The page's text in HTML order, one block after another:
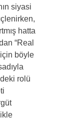
siyasi
hatta
“Real
böyle
rolü